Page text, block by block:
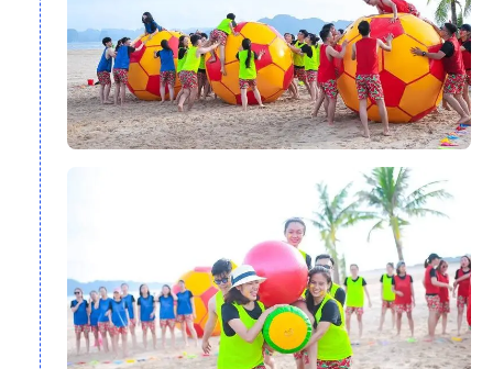
Được công nhận là một trong những vịnh biển đẹp nhất thế
giới, Nha Trang - miền đất được mệnh danh là "xứ Trầm, biển
Yến" hay "Hòn ngọc của Biển Đông" luôn có sức hút đặc biệt
đối với du khách trong và ngoài nước. Không chỉ nổi tiếng với
biển xanh, cát trắng và nắng vàng, các địa điểm du lịch Nha
Trangcòn mang đến nhiều trải nghiệm hấp dẫn như khám